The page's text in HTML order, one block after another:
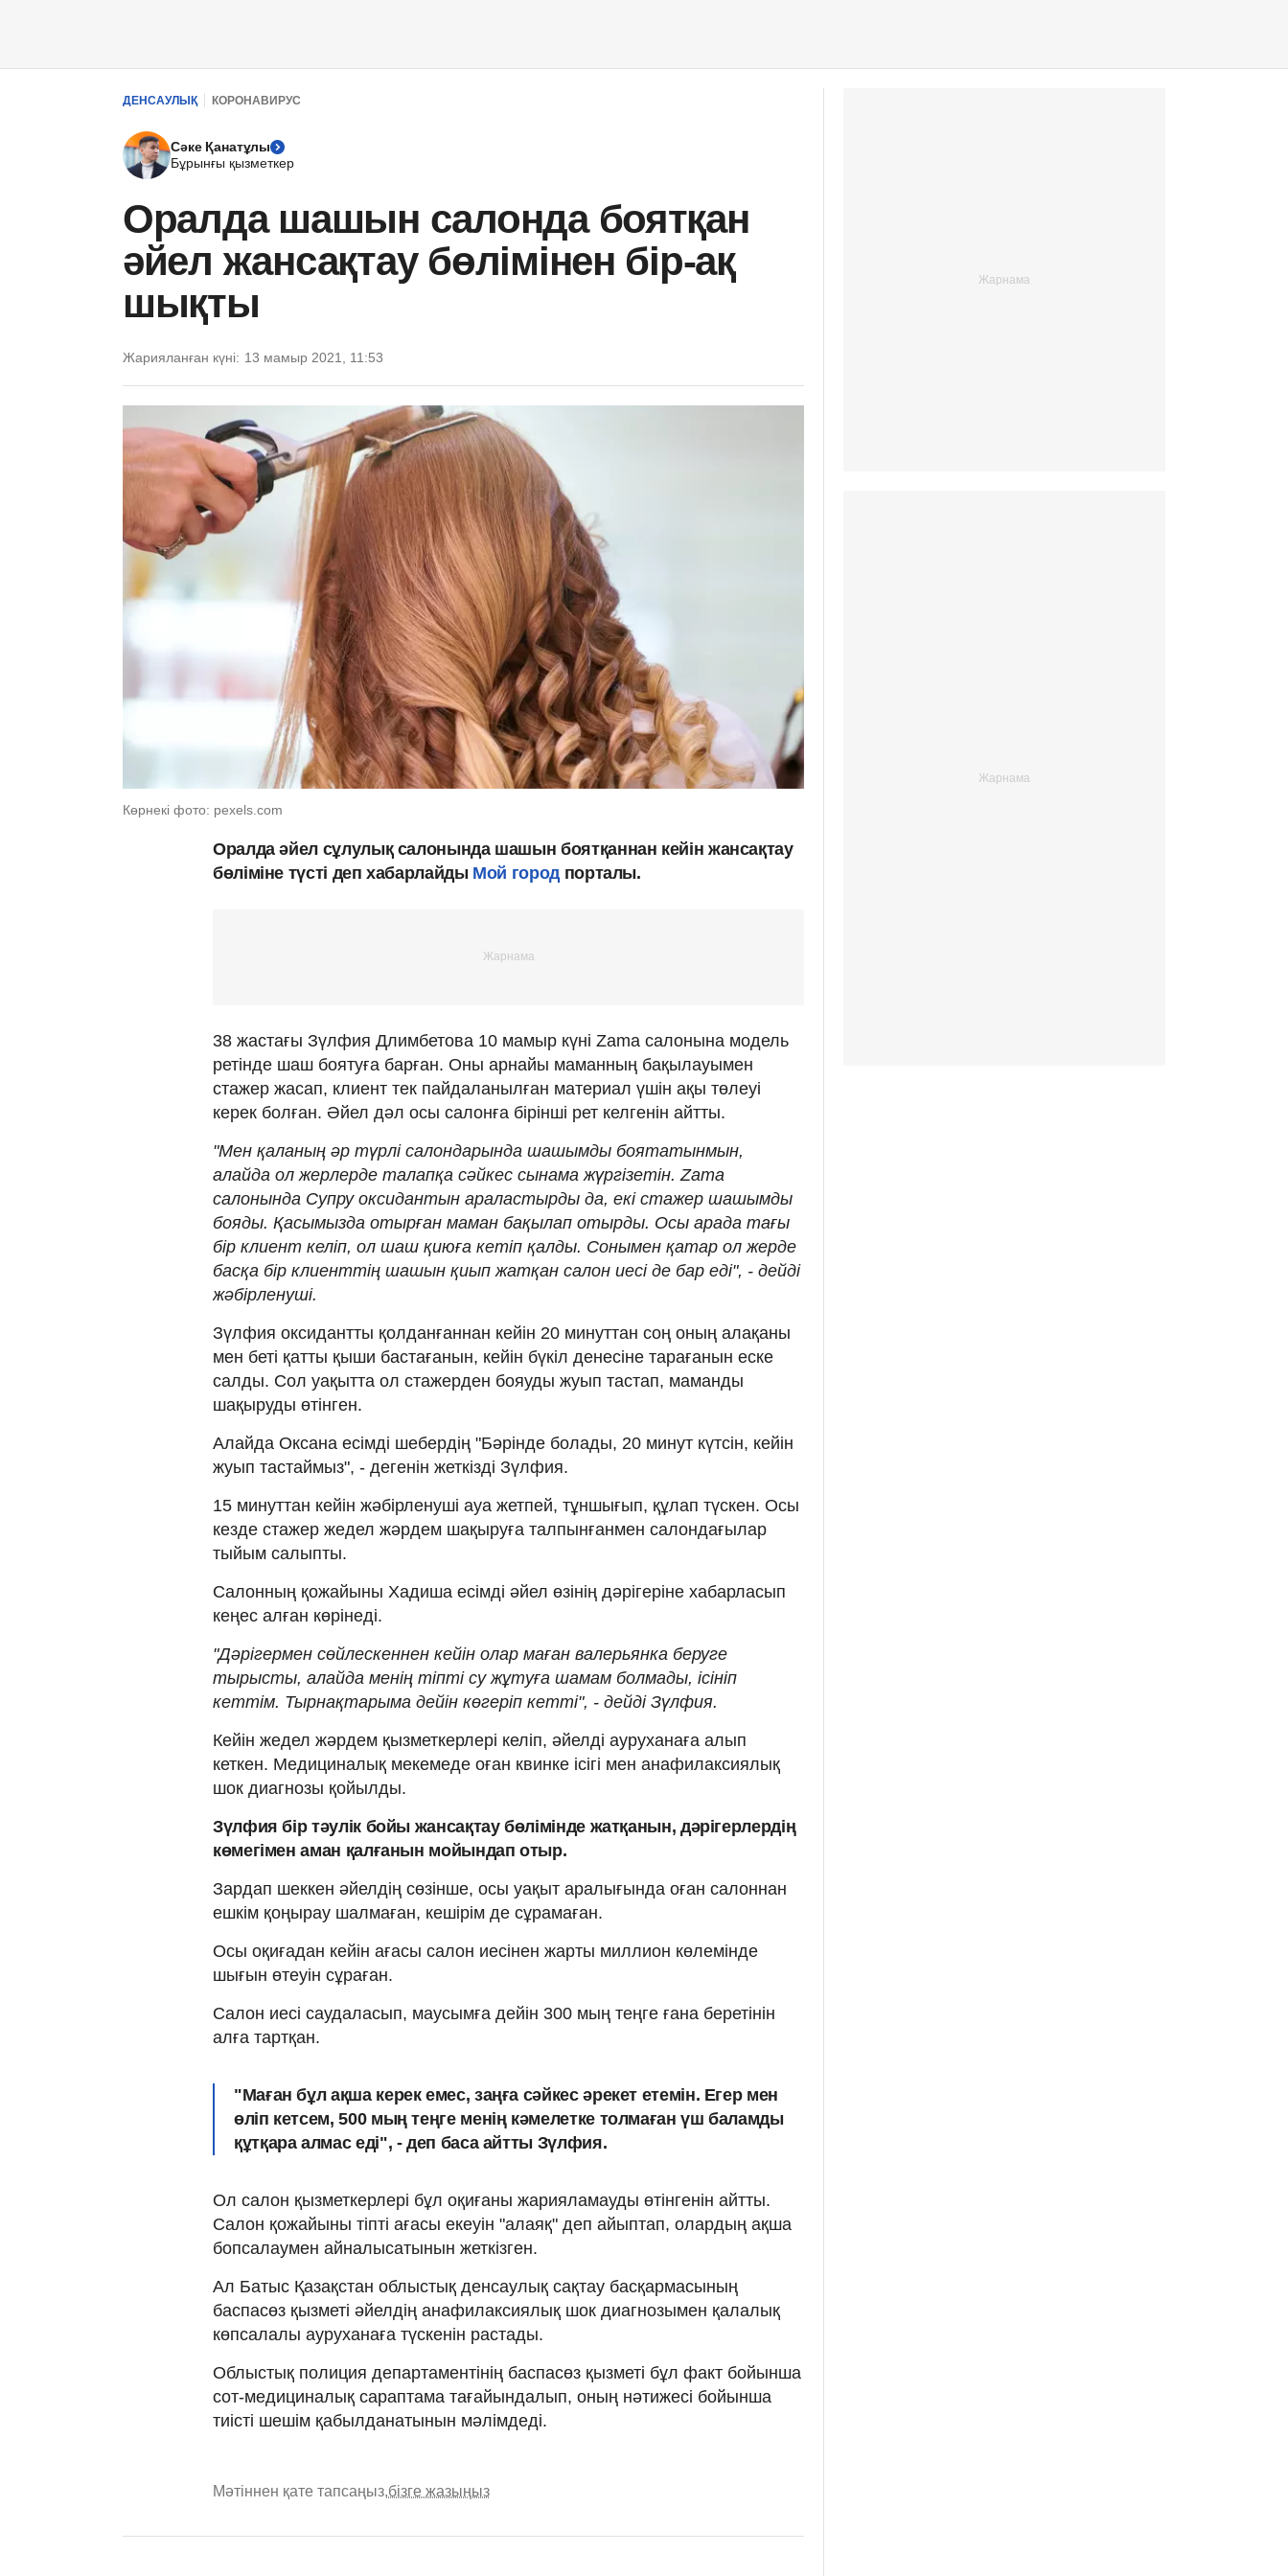
ДЕНСАУЛЫҚ КОРОНАВИРУС
Сәке Қанатұлы
Бұрынғы қызметкер
Оралда шашын салонда боятқан
әйел жансақтау бөлімінен бір-ақ
шықты
Жарияланған күні: 13 мамыр 2021, 11:53
Көрнекі фото: pexels.com
Оралда әйел сұлулық салонында шашын боятқаннан кейін жансақтау
бөліміне түсті деп хабарлайды Мой городпорталы.
38 жастағы Зүлфия Длимбетова 10 мамыр күні Zama салонына модель
ретінде шаш боятуға барған. Оны арнайы маманның бақылауымен
стажер жасап, клиент тек пайдаланылған материал үшін ақы төлеуі
керек болған. Әйел дәл осы салонға бірінші рет келгенін айтты.
"Мен қаланың әр түрлі салондарында шашымды боятатынмын,
алайда ол жерлерде талапқа сәйкес сынама жүргізетін. Zаmа
салонында Супру оксидантын араластырды да, екі стажер шашымды
бояды. Қасымызда отырған маман бақылап отырды. Осы арада тағы
бір клиент келіп, ол шаш қиюға кетіп қалды. Сонымен қатар ол жерде
басқа бір клиенттің шашын қиып жатқан салон иесі де бар еді", - дейді
жәбірленуші.
Зүлфия оксидантты қолданғаннан кейін 20 минуттан соң оның алақаны
мен беті қатты қыши бастағанын, кейін бүкіл денесіне тарағанын еске
салды. Сол уақытта ол стажерден бояуды жуып тастап, маманды
шақыруды өтінген.
Алайда Оксана есімді шебердің "Бәрінде болады, 20 минут күтсін, кейін
жуып тастаймыз", - дегенін жеткізді Зүлфия.
15 минуттан кейін жәбірленуші ауа жетпей, тұншығып, құлап түскен. Осы
кезде стажер жедел жәрдем шақыруға талпынғанмен салондағылар
тыйым салыпты.
Салонның қожайыны Хадиша есімді әйел өзінің дәрігеріне хабарласып
кеңес алған көрінеді.
"Дәрігермен сөйлескеннен кейін олар маған валерьянка беруге
тырысты, алайда менің тіпті су жұтуға шамам болмады, ісініп
кеттім. Тырнақтарыма дейін көгеріп кетті", - дейді Зүлфия.
Кейін жедел жәрдем қызметкерлері келіп, әйелді ауруханаға алып
кеткен. Медициналық мекемеде оған квинке ісігі мен анафилаксиялық
шок диагнозы қойылды.
Зүлфия бір тәулік бойы жансақтау бөлімінде жатқанын, дәрігерлердің
көмегімен аман қалғанын мойындап отыр.
Зардап шеккен әйелдің сөзінше, осы уақыт аралығында оған салоннан
ешкім қоңырау шалмаған, кешірім де сұрамаған.
Осы оқиғадан кейін ағасы салон иесінен жарты миллион көлемінде
шығын өтеуін сұраған.
Салон иесі саудаласып, маусымға дейін 300 мың теңге ғана беретінін
алға тартқан.
"Маған бұл ақша керек емес, заңға сәйкес әрекет етемін. Егер мен
өліп кетсем, 500 мың теңге менің кәмелетке толмаған үш баламды
құтқара алмас еді", - деп баса айтты Зүлфия.
Ол салон қызметкерлері бұл оқиғаны жарияламауды өтінгенін айтты.
Салон қожайыны тіпті ағасы екеуін "алаяқ" деп айыптап, олардың ақша
бопсалаумен айналысатынын жеткізген.
Ал Батыс Қазақстан облыстық денсаулық сақтау басқармасының
баспасөз қызметі әйелдің анафилаксиялық шок диагнозымен қалалық
көпсалалы ауруханаға түскенін растады.
Облыстық полиция департаментінің баспасөз қызметі бұл факт бойынша
сот-медициналық сараптама тағайындалып, оның нәтижесі бойынша
тиісті шешім қабылданатынын мәлімдеді.
Мәтіннен қате тапсаңыз,бізге жазыңыз